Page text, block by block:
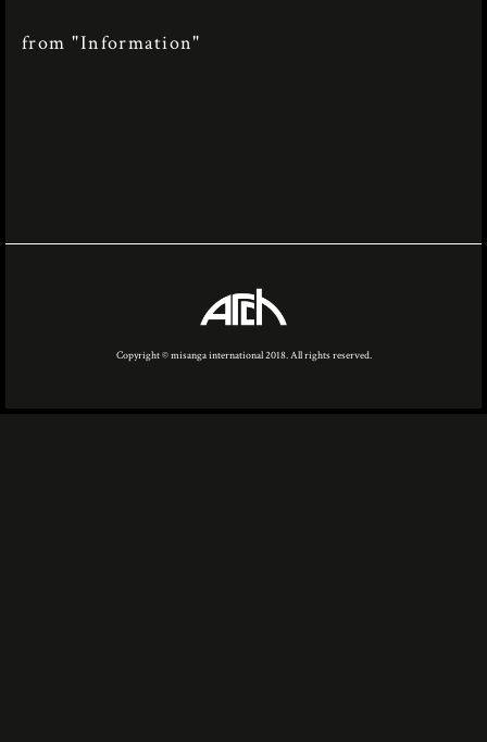
from "Information"
Copyright © misanga international 2018. All rights reserved.